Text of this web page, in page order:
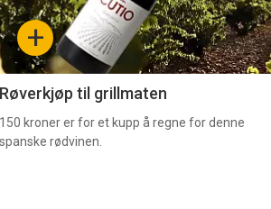
-
4 +
Røverkjøp til grillmaten
150 kroner er for et kupp å regne for denne
spanske rødvinen.